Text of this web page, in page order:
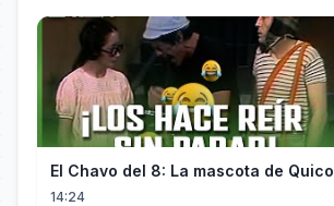
El Chavo del 8: La mascota de Quico
14:24